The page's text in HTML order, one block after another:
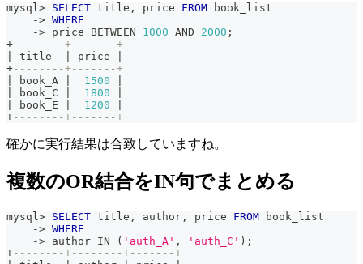
mysql > SELECT title , price FROM book_list
-> WHERE
-> price BETWEEN 1000 AND 2000 ;
+--------+-------+
title price
+--------+-------+
book_A 1500
book_C 1800
book_E 1200
+--------+-------+
確かに実行結果は合致していますね。
複数のOR結合をIN句でまとめる
mysql> SELECT title , author , price FROM book_list
-> WHERE
-> author IN ( 'auth_A' , 'auth_C' ) ;
+--------+--------+-------+